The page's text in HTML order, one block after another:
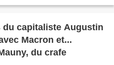
capitaliste Augustin
Macron et...
du crafe